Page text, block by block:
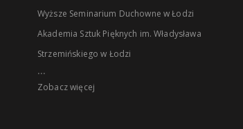
Wyższe Seminarium Duchowne w Łodzi
Akademia Sztuk Pięknych im. Władysława
Strzemińskiego w Łodzi
...
Zobacz więcej